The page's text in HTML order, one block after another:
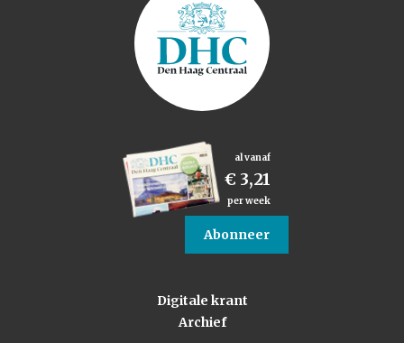
al vanaf
€ 3,21
per week
Abonneer
Digitale krant
Archief